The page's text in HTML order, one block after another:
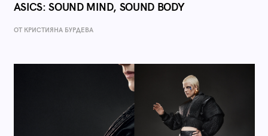
ASICS: SOUND MIND, SOUND BODY
ОТ КРИСТИЯНА БУРДЕВА